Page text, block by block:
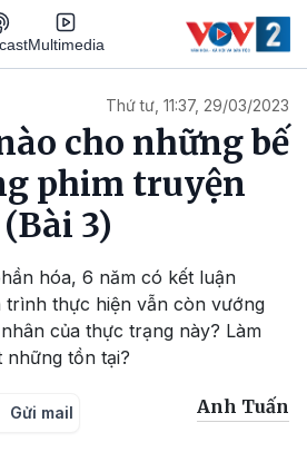
Multimedia
Thứ tư, 11:37, 29/03/2023
cho những bế
phim truyện
3)
hóa, 6 năm có kết luận
trình thực hiện vẫn còn vướng
của thực trạng này? Làm
những tồn tại?
Gửi mail Anh Tuấn